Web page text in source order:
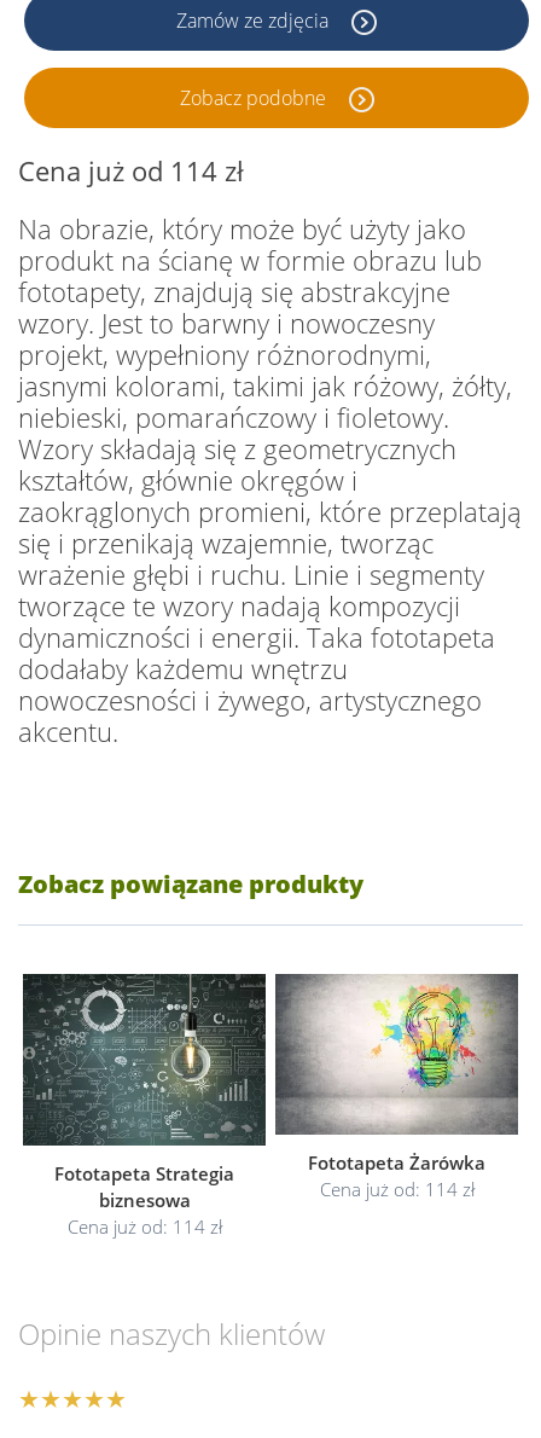
Zamów ze zdjęcia
Zobacz podobne
Cena już od 114 zł
Na obrazie, który może być użyty jako
produkt na ścianę w formie obrazu lub
fototapety, znajdują się abstrakcyjne
wzory. Jest to barwny i nowoczesny
projekt, wypełniony różnorodnymi,
jasnymi kolorami, takimi jak różowy, żółty,
niebieski, pomarańczowy i fioletowy.
Wzory składają się z geometrycznych
kształtów, głównie okręgów i
zaokrąglonych promieni, które przeplatają
się i przenikają wzajemnie, tworząc
wrażenie głębi i ruchu. Linie i segmenty
tworzące te wzory nadają kompozycji
dynamiczności i energii. Taka fototapeta
dodałaby każdemu wnętrzu
nowoczesności i żywego, artystycznego
akcentu.
Zobacz powiązane produkty
Fototapeta Strategia
biznesowa
Cena już od: 114 zł
Fototapeta Żarówka
Cena już od: 114 zł
Opinie naszych klientów
★★★★★